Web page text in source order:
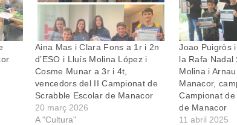
Aina Mas i Clara Fons a 1r i 2n
d’ESO i Lluís Molina López i
Cosme Munar a 3r i 4t,
vencedors del II Campionat de
Scrabble Escolar de Manacor
20 març 2026
A "Cultura"
Joao Puigròs
la Rafa Nadal
Molina i
Manacor,
Campionat
de Manacor
11 abril 2025